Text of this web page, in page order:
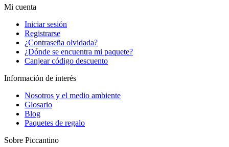
Mi cuenta
Iniciar sesión
Registrarse
¿Contraseña olvidada?
¿Dónde se encuentra mi paquete?
Canjear código descuento
Información de interés
Nosotros y el medio ambiente
Glosario
Blog
Paquetes de regalo
Sobre Piccantino